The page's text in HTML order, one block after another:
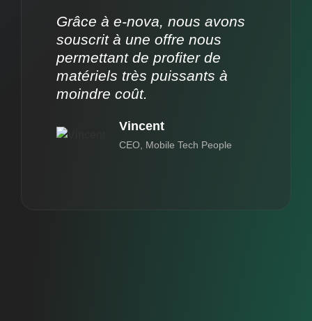
Grâce à e-nova, nous avons
souscrit à une offre nous
permettant de profiter de
matériels très puissants à
moindre coût.
Vincent
CEO, Mobile Tech People